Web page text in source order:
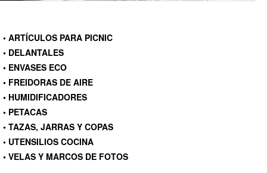
• ARTÍCULOS PARA PICNIC
• DELANTALES
• ENVASES ECO
• FREIDORAS DE AIRE
• HUMIDIFICADORES
• PETACAS
• TAZAS, JARRAS Y COPAS
• UTENSILIOS COCINA
• VELAS Y MARCOS DE FOTOS